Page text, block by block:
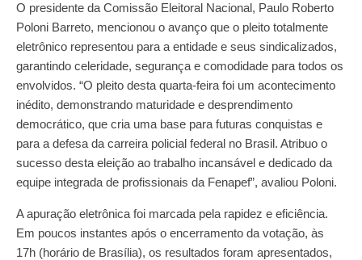
O presidente da Comissão Eleitoral Nacional, Paulo Roberto
Poloni Barreto, mencionou o avanço que o pleito totalmente
eletrônico representou para a entidade e seus sindicalizados,
garantindo celeridade, segurança e comodidade para todos os
envolvidos. “O pleito desta quarta-feira foi um acontecimento
inédito, demonstrando maturidade e desprendimento
democrático, que cria uma base para futuras conquistas e
para a defesa da carreira policial federal no Brasil. Atribuo o
sucesso desta eleição ao trabalho incansável e dedicado da
equipe integrada de profissionais da Fenapef”, avaliou Poloni.
A apuração eletrônica foi marcada pela rapidez e eficiência.
Em poucos instantes após o encerramento da votação, às
17h (horário de Brasília), os resultados foram apresentados,